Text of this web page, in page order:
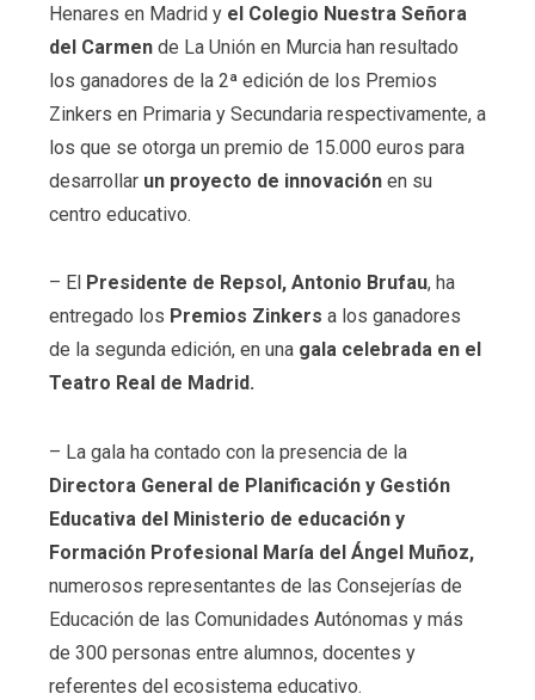
Henares en Madrid y el Colegio Nuestra Señora
del Carmen de La Unión en Murcia han resultado
los ganadores de la 2ª edición de los Premios
Zinkers en Primaria y Secundaria respectivamente, a
los que se otorga un premio de 15.000 euros para
desarrollar un proyecto de innovación en su
centro educativo.
– El Presidente de Repsol, Antonio Brufau, ha
entregado los Premios Zinkers a los ganadores
de la segunda edición, en una gala celebrada en el
Teatro Real de Madrid.
– La gala ha contado con la presencia de la
Directora General de Planificación y Gestión
Educativa del Ministerio de educación y
Formación Profesional María del Ángel Muñoz,
numerosos representantes de las Consejerías de
Educación de las Comunidades Autónomas y más
de 300 personas entre alumnos, docentes y
referentes del ecosistema educativo.